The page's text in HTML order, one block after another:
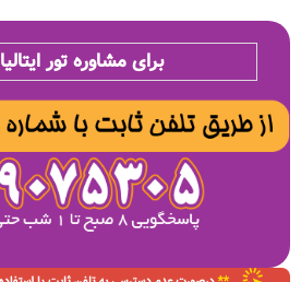
برای مشاوره تور ایتالیا ۱۴۰۵